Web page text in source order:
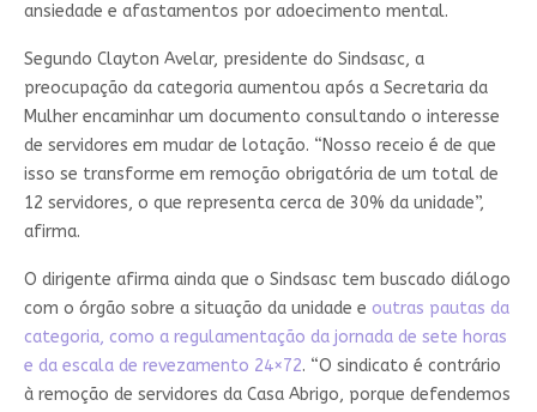
ansiedade e afastamentos por adoecimento mental.
Segundo Clayton Avelar, presidente do Sindsasc, a
preocupação da categoria aumentou após a Secretaria da
Mulher encaminhar um documento consultando o interesse
de servidores em mudar de lotação. “Nosso receio é de que
isso se transforme em remoção obrigatória de um total de
12 servidores, o que representa cerca de 30% da unidade”,
afirma.
O dirigente afirma ainda que o Sindsasc tem buscado diálogo
com o órgão sobre a situação da unidade e outras pautas da
categoria, como a regulamentação da jornada de sete horas
e da escala de revezamento 24×72. “O sindicato é contrário
à remoção de servidores da Casa Abrigo, porque defendemos